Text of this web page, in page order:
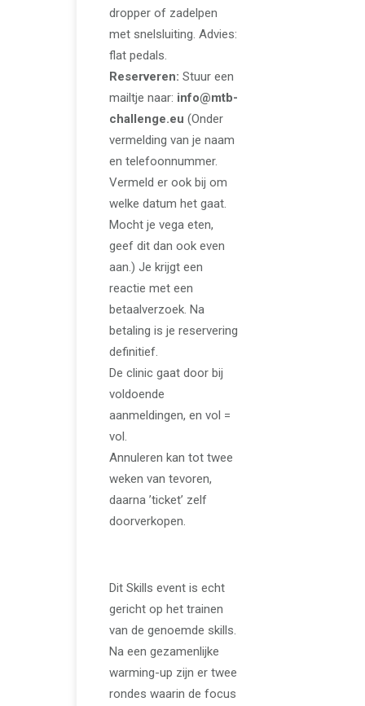
dropper of zadelpen
met snelsluiting. Advies:
flat pedals.
Reserveren: Stuur een
mailtje naar: info@mtb-
challenge.eu (Onder
vermelding van je naam
en telefoonnummer.
Vermeld er ook bij om
welke datum het gaat.
Mocht je vega eten,
geef dit dan ook even
aan.) Je krijgt een
reactie met een
betaalverzoek. Na
betaling is je reservering
definitief.
De clinic gaat door bij
voldoende
aanmeldingen, en vol =
vol.
Annuleren kan tot twee
weken van tevoren,
daarna ’ticket’ zelf
doorverkopen.
Dit Skills event is echt
gericht op het trainen
van de genoemde skills.
Na een gezamenlijke
warming-up zijn er twee
rondes waarin de focus